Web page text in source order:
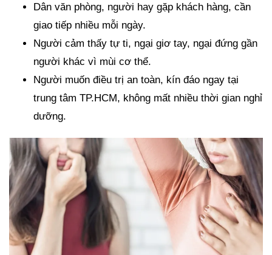
Dân văn phòng, người hay gặp khách hàng, cần
giao tiếp nhiều mỗi ngày.
Người cảm thấy tự ti, ngại giơ tay, ngại đứng gần
người khác vì mùi cơ thể.
Người muốn điều trị an toàn, kín đáo ngay tại
trung tâm TP.HCM, không mất nhiều thời gian nghỉ
dưỡng.